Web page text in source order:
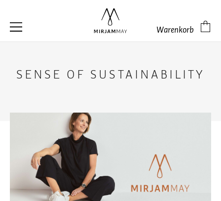
Warenkorb
SENSE OF SUSTAINABILITY